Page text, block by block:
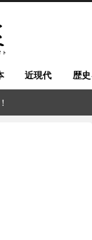
近現代 歴